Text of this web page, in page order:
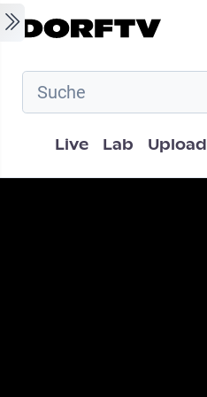
Skip to main content
Hauptnavigation
Live Lab Upload